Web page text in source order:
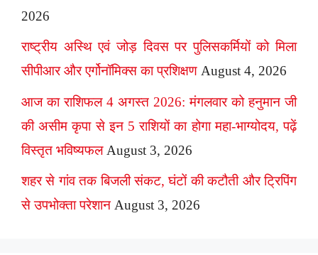
2026
राष्ट्रीय अस्थि एवं जोड़ दिवस पर पुलिसकर्मियों को मिला
सीपीआर और एर्गोनॉमिक्स का प्रशिक्षण August 4, 2026
आज का राशिफल 4 अगस्त 2026: मंगलवार को हनुमान जी
की असीम कृपा से इन 5 राशियों का होगा महा-भाग्योदय, पढ़ें
विस्तृत भविष्यफल August 3, 2026
शहर से गांव तक बिजली संकट, घंटों की कटौती और ट्रिपिंग
से उपभोक्ता परेशान August 3, 2026